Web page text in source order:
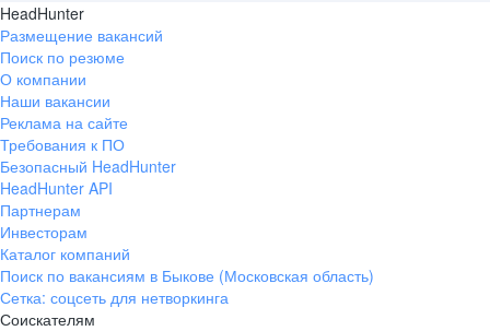
HeadHunter
Размещение вакансий
Поиск по резюме
О компании
Наши вакансии
Реклама на сайте
Требования к ПО
Безопасный HeadHunter
HeadHunter API
Партнерам
Инвесторам
Каталог компаний
Поиск по вакансиям в Быкове (Московская область)
Сетка: соцсеть для нетворкинга
Соискателям